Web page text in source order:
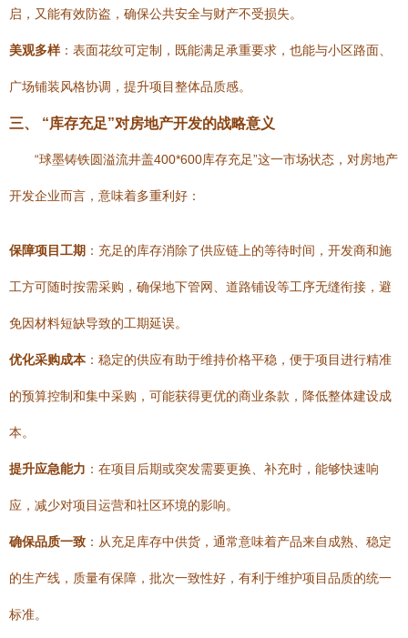
启，又能有效防盗，确保公共安全与财产不受损失。
美观多样：表面花纹可定制，既能满足承重要求，也能与小区路面、
广场铺装风格协调，提升项目整体品质感。
三、 “库存充足”对房地产开发的战略意义
“球墨铸铁圆溢流井盖400*600库存充足”这一市场状态，对房地产
开发企业而言，意味着多重利好：
保障项目工期 ：充足的库存消除了供应链上的等待时间，开发商和施
工方可随时按需采购，确保地下管网、道路铺设等工序无缝衔接，避
免因材料短缺导致的工期延误。
优化采购成本：稳定的供应有助于维持价格平稳，便于项目进行精准
的预算控制和集中采购，可能获得更优的商业条款，降低整体建设成
本。
提升应急能力 ：在项目后期或突发需要更换、补充时，能够快速响
应，减少对项目运营和社区环境的影响。
确保品质一致 ：从充足库存中供货，通常意味着产品来自成熟、稳定
的生产线，质量有保障，批次一致性好，有利于维护项目品质的统一
标准。